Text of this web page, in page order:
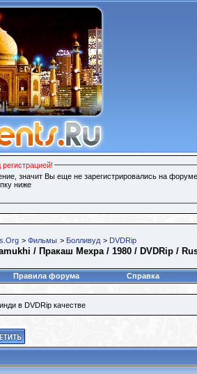
значит Вы еще не зарегистрировались на
ниже
> Фильмы > Болливуд > DVDRip
/ Пракаш Мехра / 1980 / DVDRip /
Правила форума Справка
в DVDRip качестве